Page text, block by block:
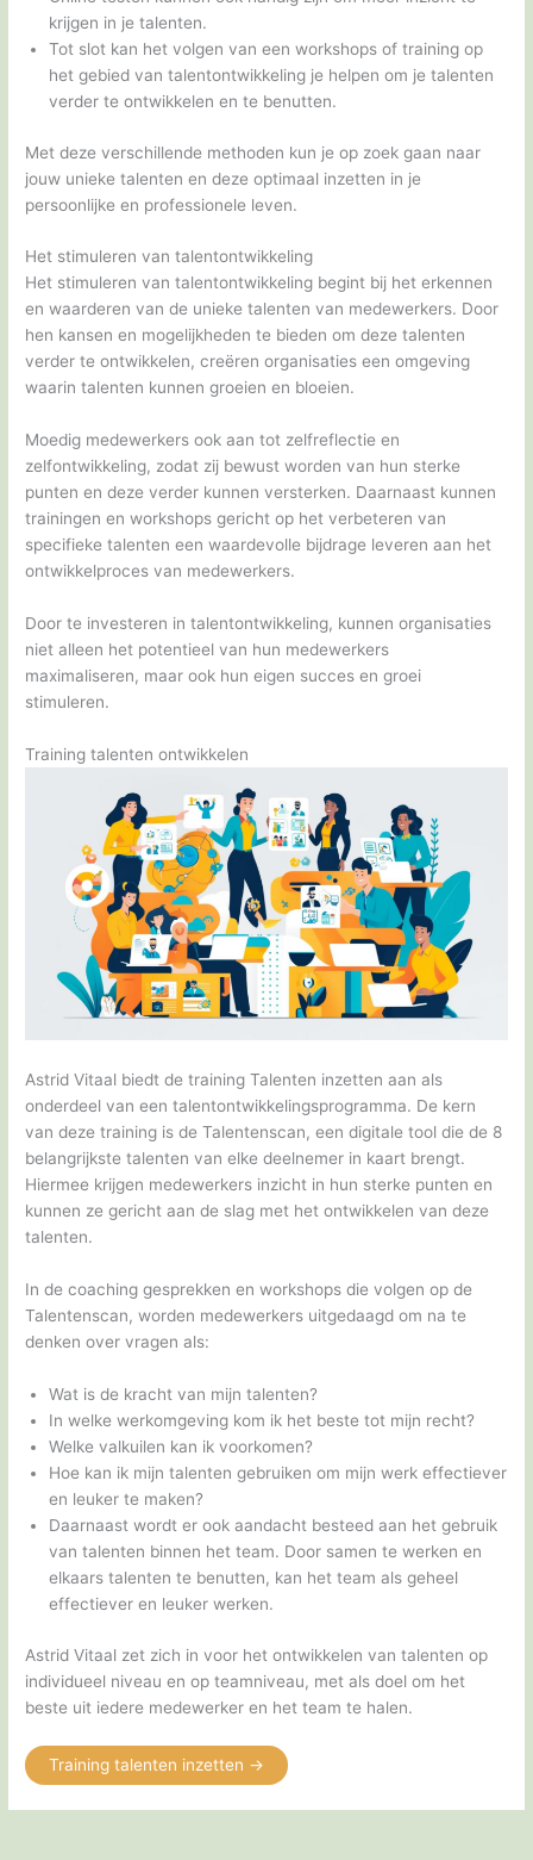
krijgen in je talenten.
Tot slot kan het volgen van een workshops of training op
het gebied van talentontwikkeling je helpen om je talenten
verder te ontwikkelen en te benutten.
Met deze verschillende methoden kun je op zoek gaan naar
jouw unieke talenten en deze optimaal inzetten in je
persoonlijke en professionele leven.
Het stimuleren van talentontwikkeling
Het stimuleren van talentontwikkeling begint bij het erkennen
en waarderen van de unieke talenten van medewerkers. Door
hen kansen en mogelijkheden te bieden om deze talenten
verder te ontwikkelen, creëren organisaties een omgeving
waarin talenten kunnen groeien en bloeien.
Moedig medewerkers ook aan tot zelfreflectie en
zelfontwikkeling, zodat zij bewust worden van hun sterke
punten en deze verder kunnen versterken. Daarnaast kunnen
trainingen en workshops gericht op het verbeteren van
specifieke talenten een waardevolle bijdrage leveren aan het
ontwikkelproces van medewerkers.
Door te investeren in talentontwikkeling, kunnen organisaties
niet alleen het potentieel van hun medewerkers
maximaliseren, maar ook hun eigen succes en groei
stimuleren.
Training talenten ontwikkelen
Astrid Vitaal biedt de training Talenten inzetten aan als
onderdeel van een talentontwikkelingsprogramma. De kern
van deze training is de Talentenscan, een digitale tool die de 8
belangrijkste talenten van elke deelnemer in kaart brengt.
Hiermee krijgen medewerkers inzicht in hun sterke punten en
kunnen ze gericht aan de slag met het ontwikkelen van deze
talenten.
In de coaching gesprekken en workshops die volgen op de
Talentenscan, worden medewerkers uitgedaagd om na te
denken over vragen als:
Wat is de kracht van mijn talenten?
In welke werkomgeving kom ik het beste tot mijn recht?
Welke valkuilen kan ik voorkomen?
Hoe kan ik mijn talenten gebruiken om mijn werk effectiever
en leuker te maken?
Daarnaast wordt er ook aandacht besteed aan het gebruik
van talenten binnen het team. Door samen te werken en
elkaars talenten te benutten, kan het team als geheel
effectiever en leuker werken.
Astrid Vitaal zet zich in voor het ontwikkelen van talenten op
individueel niveau en op teamniveau, met als doel om het
beste uit iedere medewerker en het team te halen.
Training talenten inzetten ->